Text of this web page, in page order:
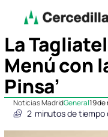
La
Menú con
Pinsa’
Noticias MadridGeneral19
2 minutos de tiempo